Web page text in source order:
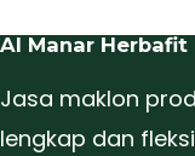
Al Manar Herbafit
Jasa maklon
lengkap dan